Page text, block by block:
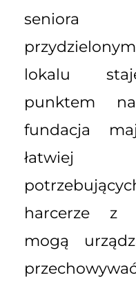
seniora
lokalu
punktem
fundacja
łatwiej
harcerze z
mogą